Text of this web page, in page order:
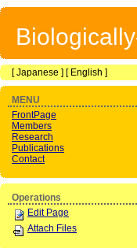
[Japanese ] [ English ]
MENU
FrontPage
Members
Research
Publications
Contact
Operations
Edit Page
Attach Files